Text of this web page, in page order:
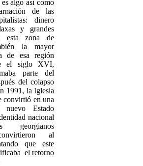
algo así como
de las
dinero
y grandes
esta zona de
la mayor
de esa región
el siglo XVI,
parte del
del colapso
1991, la Iglesia
convirtió en una
nuevo Estado
nacional
georgianos
al
que este
el retorno